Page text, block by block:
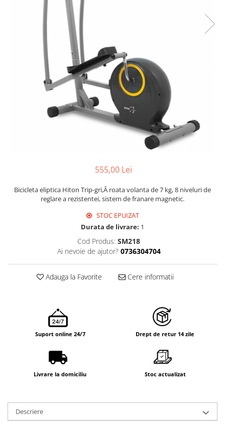
555,00 Lei
Bicicleta eliptica Hiton Trip-gri,Â roata volanta de 7 kg, 8 niveluri de
reglare a rezistentei, sistem de franare magnetic.
STOC EPUIZAT
Durata de livrare: 1
Cod Produs: SM218
Ai nevoie de ajutor? 0736304704
Adauga la Favorite Cere informatii
Suport online 24/7 Drept de retur 14 zile
Livrare la domiciliu Stoc actualizat
Descriere